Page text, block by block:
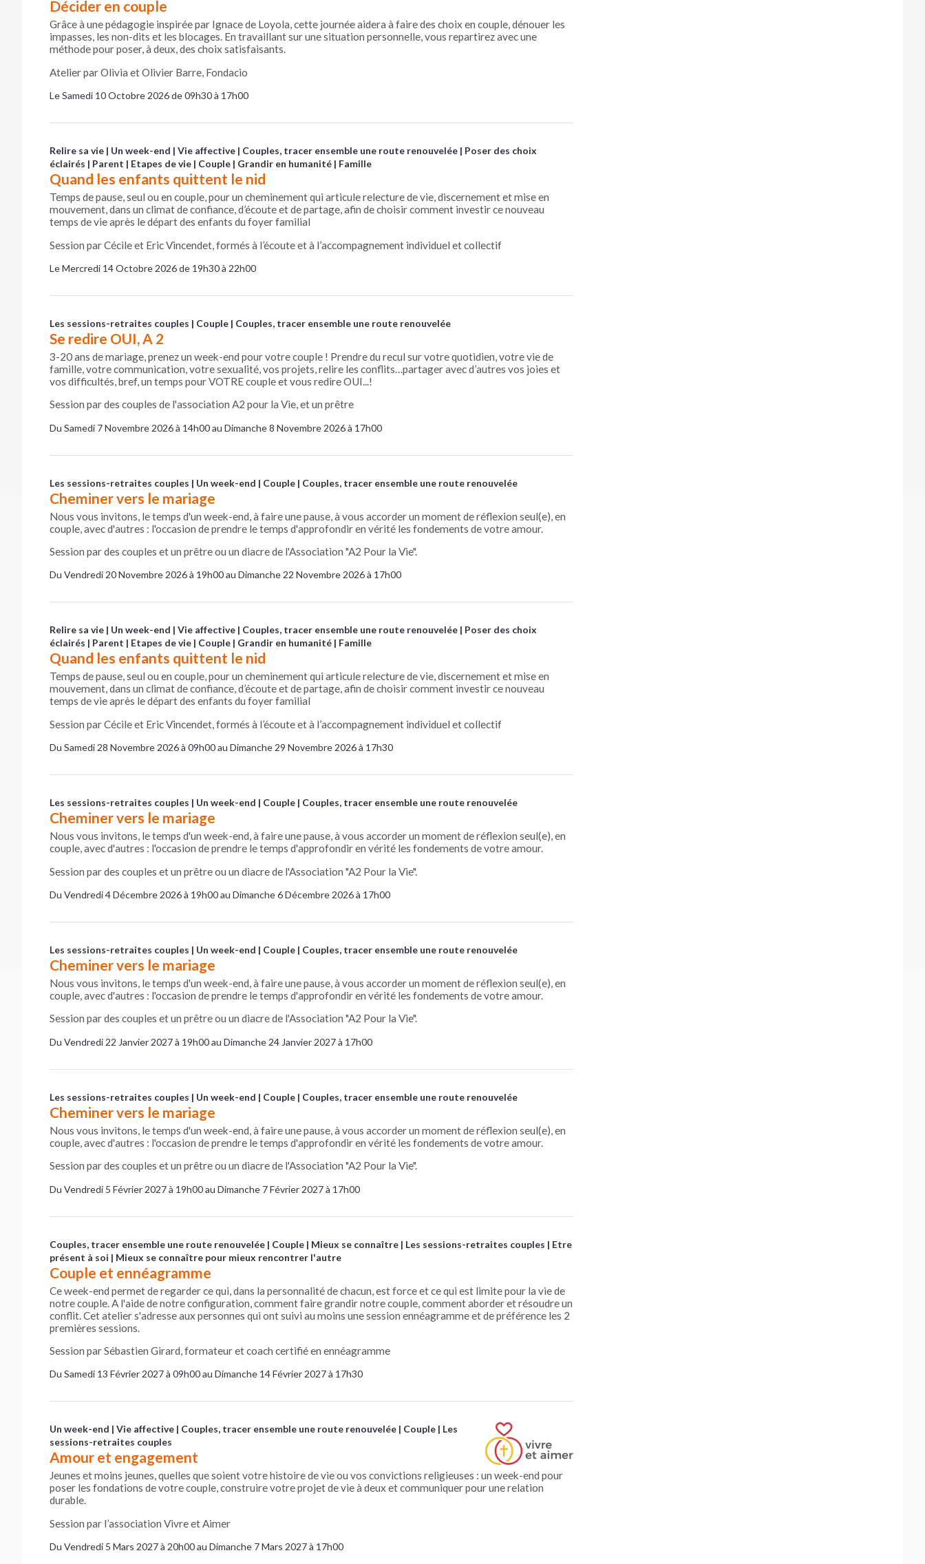
Décider en couple
Grâce à une pédagogie inspirée par Ignace de Loyola, cette journée aidera à faire des choix en couple, dénouer les
impasses, les non-dits et les blocages. En travaillant sur une situation personnelle, vous repartirez avec une
méthode pour poser, à deux, des choix satisfaisants.
Atelier par Olivia et Olivier Barre, Fondacio
Le Samedi 10 Octobre 2026 de 09h30 à 17h00
Relire sa vie Un week-end Vie affective Couples, tracer ensemble une route renouvelée
Poser des choix
éclairés
Parent Etapes de vie Couple Grandir en humanité Famille
Quand les enfants quittent le nid
Temps de pause, seul ou en couple, pour un cheminement qui articule relecture de vie, discernement et mise en
mouvement, dans un climat de confiance, d’écoute et de partage, afin de choisir comment investir ce nouveau
temps de vie après le départ des enfants du foyer familial
Session par Cécile et Eric Vincendet, formés à l’écoute et à l’accompagnement individuel et collectif
Le Mercredi 14 Octobre 2026 de 19h30 à 22h00
Les sessions-retraites couples Couple Couples, tracer ensemble une route renouvelée
Se redire OUI, A 2
3-20 ans de mariage, prenez un week-end pour votre couple ! Prendre du recul sur votre quotidien, votre vie de
famille, votre communication, votre sexualité, vos projets, relire les conflits…partager avec d’autres vos joies et
vos difficultés, bref, un temps pour VOTRE couple et vous redire OUI...!
Session par des couples de l'association A2 pour la Vie, et un prêtre
Du Samedi 7 Novembre 2026 à 14h00 au Dimanche 8 Novembre 2026 à 17h00
Les sessions-retraites couples Un week-end Couple Couples, tracer ensemble une route renouvelée
Cheminer vers le mariage
Nous vous invitons, le temps d'un week-end, à faire une pause, à vous accorder un moment de réflexion seul(e), en
couple, avec d'autres : l'occasion de prendre le temps d'approfondir en vérité les fondements de votre amour.
Session par des couples et un prêtre ou un diacre de l'Association "A2 Pour la Vie".
Du Vendredi 20 Novembre 2026 à 19h00 au Dimanche 22 Novembre 2026 à 17h00
Relire sa vie Un week-end Vie affective Couples, tracer ensemble une route renouvelée
Poser des choix
éclairés
Parent Etapes de vie Couple Grandir en humanité Famille
Quand les enfants quittent le nid
Temps de pause, seul ou en couple, pour un cheminement qui articule relecture de vie, discernement et mise en
mouvement, dans un climat de confiance, d’écoute et de partage, afin de choisir comment investir ce nouveau
temps de vie après le départ des enfants du foyer familial
Session par Cécile et Eric Vincendet, formés à l’écoute et à l’accompagnement individuel et collectif
Du Samedi 28 Novembre 2026 à 09h00 au Dimanche 29 Novembre 2026 à 17h30
Les sessions-retraites couples Un week-end Couple Couples, tracer ensemble une route renouvelée
Cheminer vers le mariage
Nous vous invitons, le temps d'un week-end, à faire une pause, à vous accorder un moment de réflexion seul(e), en
couple, avec d'autres : l'occasion de prendre le temps d'approfondir en vérité les fondements de votre amour.
Session par des couples et un prêtre ou un diacre de l'Association "A2 Pour la Vie".
Du Vendredi 4 Décembre 2026 à 19h00 au Dimanche 6 Décembre 2026 à 17h00
Les sessions-retraites couples Un week-end Couple Couples, tracer ensemble une route renouvelée
Cheminer vers le mariage
Nous vous invitons, le temps d'un week-end, à faire une pause, à vous accorder un moment de réflexion seul(e), en
couple, avec d'autres : l'occasion de prendre le temps d'approfondir en vérité les fondements de votre amour.
Session par des couples et un prêtre ou un diacre de l'Association "A2 Pour la Vie".
Du Vendredi 22 Janvier 2027 à 19h00 au Dimanche 24 Janvier 2027 à 17h00
Les sessions-retraites couples Un week-end Couple Couples, tracer ensemble une route renouvelée
Cheminer vers le mariage
Nous vous invitons, le temps d'un week-end, à faire une pause, à vous accorder un moment de réflexion seul(e), en
couple, avec d'autres : l'occasion de prendre le temps d'approfondir en vérité les fondements de votre amour.
Session par des couples et un prêtre ou un diacre de l'Association "A2 Pour la Vie".
Du Vendredi 5 Février 2027 à 19h00 au Dimanche 7 Février 2027 à 17h00
Couples, tracer ensemble une route renouvelée Couple Mieux se connaître Les sessions-retraites couples
Etre
présent à soi
Mieux se connaître pour mieux rencontrer l'autre
Couple et ennéagramme
Ce week-end permet de regarder ce qui, dans la personnalité de chacun, est force et ce qui est limite pour la vie de
notre couple. A l'aide de notre configuration, comment faire grandir notre couple, comment aborder et résoudre un
conflit. Cet atelier s'adresse aux personnes qui ont suivi au moins une session ennéagramme et de préférence les 2
premières sessions.
Session par Sébastien Girard, formateur et coach certifié en ennéagramme
Du Samedi 13 Février 2027 à 09h00 au Dimanche 14 Février 2027 à 17h30
Un week-end Vie affective Couples, tracer ensemble une route renouvelée Couple
Les
sessions-retraites couples
Amour et engagement
Jeunes et moins jeunes, quelles que soient votre histoire de vie ou vos convictions religieuses : un week-end pour
poser les fondations de votre couple, construire votre projet de vie à deux et communiquer pour une relation
durable.
Session par l’association Vivre et Aimer
Du Vendredi 5 Mars 2027 à 20h00 au Dimanche 7 Mars 2027 à 17h00